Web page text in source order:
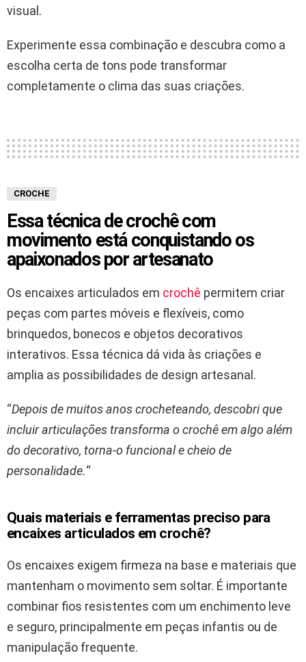
visual.
Experimente essa combinação e descubra como a
escolha certa de tons pode transformar
completamente o clima das suas criações.
CROCHE
Essa técnica de crochê com
movimento está conquistando os
apaixonados por artesanato
Os encaixes articulados em crochê permitem criar
peças com partes móveis e flexíveis, como
brinquedos, bonecos e objetos decorativos
interativos. Essa técnica dá vida às criações e
amplia as possibilidades de design artesanal.
“Depois de muitos anos crocheteando, descobri que
incluir articulações transforma o crochê em algo além
do decorativo, torna-o funcional e cheio de
personalidade.“
Quais materiais e ferramentas preciso para
encaixes articulados em crochê?
Os encaixes exigem firmeza na base e materiais que
mantenham o movimento sem soltar. É importante
combinar fios resistentes com um enchimento leve
e seguro, principalmente em peças infantis ou de
manipulação frequente.